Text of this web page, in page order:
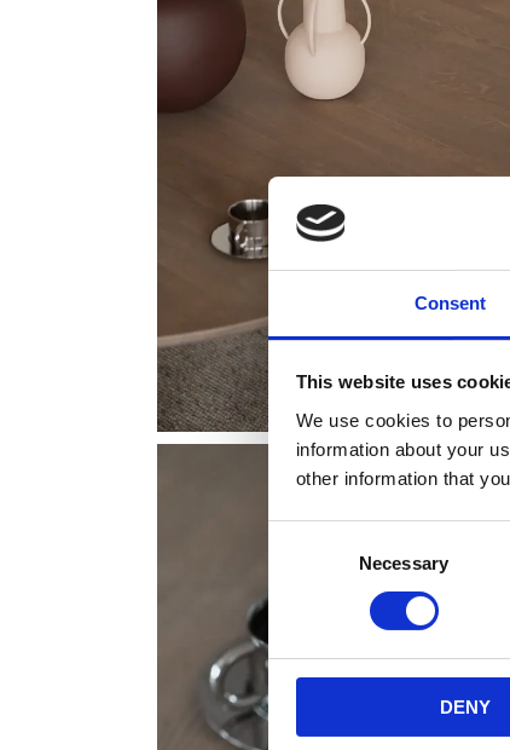
Consent
This website uses
We use cookies to
information about your
other information that
Necessary
DENY